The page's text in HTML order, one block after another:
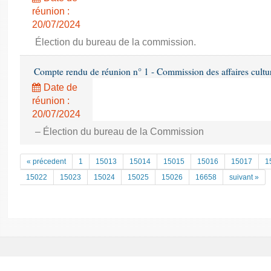
réunion :
20/07/2024
Élection du bureau de la commission.
Compte rendu de réunion n° 1 - Commission des affaires
Date de
réunion :
20/07/2024
– Élection du bureau de la Commission
« précedent 1 15013 15014 15015 15016 15017
15022
15023 15024 15025 15026 16658 suivant »